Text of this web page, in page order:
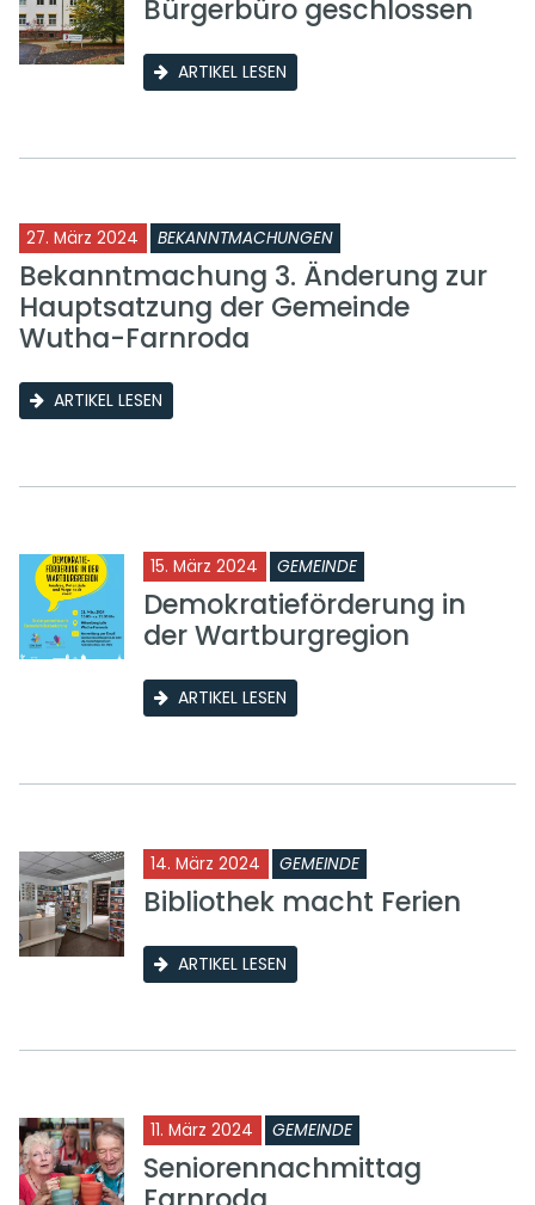
Bürgerbüro geschlossen
ARTIKEL LESEN
27. März 2024 BEKANNTMACHUNGEN
Bekanntmachung 3. Änderung zur
Hauptsatzung der Gemeinde
Wutha-Farnroda
ARTIKEL LESEN
15. März 2024 GEMEINDE
Demokratieförderung in
der Wartburgregion
ARTIKEL LESEN
14. März 2024 GEMEINDE
Bibliothek macht Ferien
ARTIKEL LESEN
11. März 2024 GEMEINDE
Seniorennachmittag